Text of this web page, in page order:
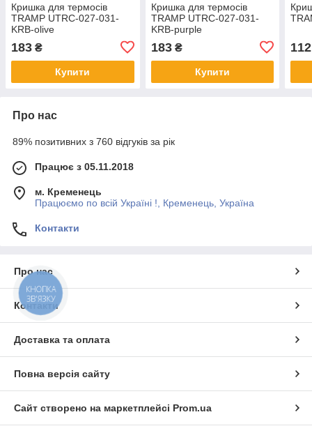
Кришка для термосів
TRAMP UTRC-027-031-
KRB-olive
183 ₴
Купити
Кришка для термосів
TRAMP UTRC-027-031-
KRB-purple
183₴
Купити
112
Про нас
89% позитивних з 760 відгуків за рік
Працює з 05.11.2018
м. Кременець
Працюємо по всій Україні !, Кременець, Україна
Контакти
Про нас
Контакти
Доставка та оплата
Повна версія сайту
Сайт створено на маркетплейсі Prom.ua
КНОПКА
ЗВ'ЯЗКУ